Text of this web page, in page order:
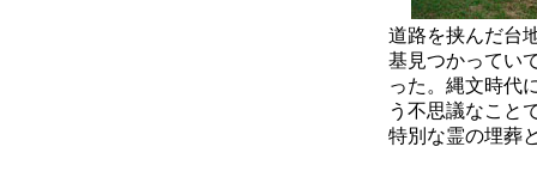
道路を挟んだ台
基見つかってい
った。縄文時代
う不思議なこと
特別な霊の埋葬